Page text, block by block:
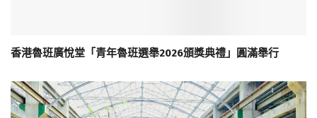
香港魯班廣悅堂「青年魯班選舉2026頒獎典禮」圓滿舉行